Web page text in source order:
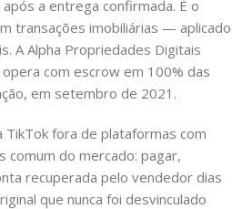
a entrega confirmada. É o
transações imobiliárias — aplicado
A Alpha Propriedades Digitais
com escrow em 100% das
em setembro de 2021.
fora de plataformas com
comum do mercado: pagar,
recuperada pelo vendedor dias
que nunca foi desvinculado